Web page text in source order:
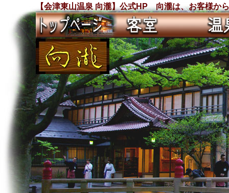
【会津東山温泉 向瀧】公式HP 向瀧は、お客様か